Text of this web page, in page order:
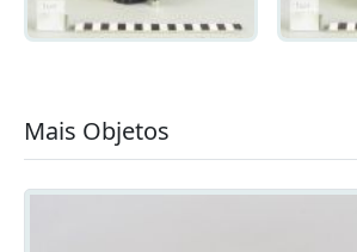
Mais Objetos